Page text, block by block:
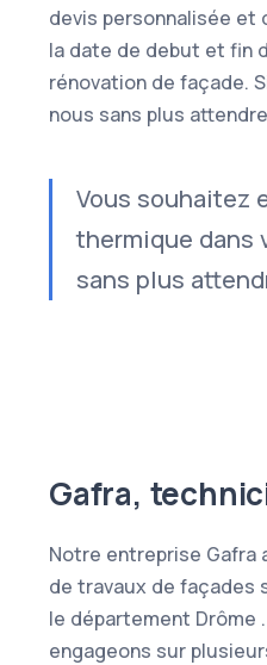
devis personnalisée et
la date de debut et fin
rénovation de façade.
nous sans plus
Vous souhaitez
thermique dans
sans plus
Gafra,
Notre entreprise Gafra
de travaux de façades
le département Drôme
engageons sur